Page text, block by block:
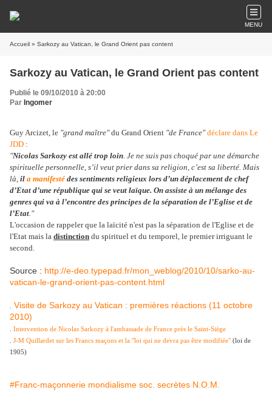
MENU
Accueil » Sarkozy au Vatican, le Grand Orient pas content
Sarkozy au Vatican, le Grand Orient pas content
Publié le 09/10/2010 à 20:00
Par Ingomer
Guy Arcizet, le "grand maître"du Grand Orient "de France" déclare dans Le
JDD :
"Nicolas Sarkozy est allé trop loin. Je ne suis pas choqué par une démarche
spirituelle personnelle, s’il veut prier dans sa religion, c’est sa liberté. Mais
là, il a manifesté des sentiments religieux lors d’un déplacement de chef
d’Etat d’une république qui se veut laïque. On assiste à un mélange des
genres qui va à l’encontre des principes de la séparation de l’Eglise et de
l’Etat."
L'occasion de rappeler que la laïcité n'est pas la séparation de l'Eglise et de
l'Etat mais la distinction du spirituel et du temporel, le premier irriguant le
second.
Source : http://e-deo.typepad.fr/mon_weblog/2010/10/sarko-au-
vatican-le-grand-orient-pas-content.html
Visite de Sarkozy au Vatican : premières réactions (11 octobre
2010)
Intervention de Nicolas Sarkozy à l'ambassade de France près le Saint-Siège
J-M Quillardet sur les Francs maçons et la "loi qui ne devra pas être modifiée" (loi de
1905)
#Franc-maçonnerie mondialisme soc. secrètes N.O.M.